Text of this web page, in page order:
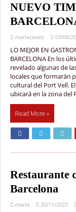
NUEVO
martacasals 03/06/
LO MEJOR EN
BARCELONA En los
revelado algunas de
locales que formarán
cultural del Port Vell.
ubicará en la zona
Read More »
Restaurante
Barcelona
marta 20/11/2023